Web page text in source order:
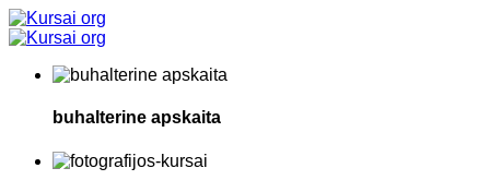
buhalterine apskaita